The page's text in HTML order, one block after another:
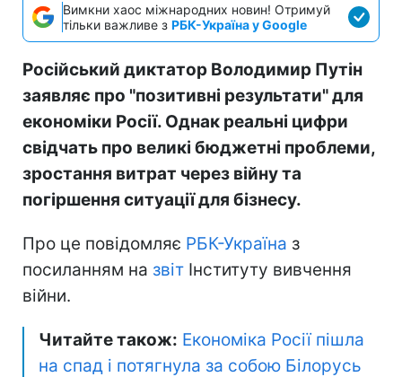
Вимкни хаос міжнародних новин! Отримуй
тільки важливе з РБК-Україна у Google
Російський диктатор Володимир Путін
заявляє про "позитивні результати" для
економіки Росії. Однак реальні цифри
свідчать про великі бюджетні проблеми,
зростання витрат через війну та
погіршення ситуації для бізнесу.
Про це повідомляє РБК-Україна з
посиланням на звіт Інституту вивчення
війни.
Читайте також: Економіка Росії пішла
на спад і потягнула за собою Білорусь